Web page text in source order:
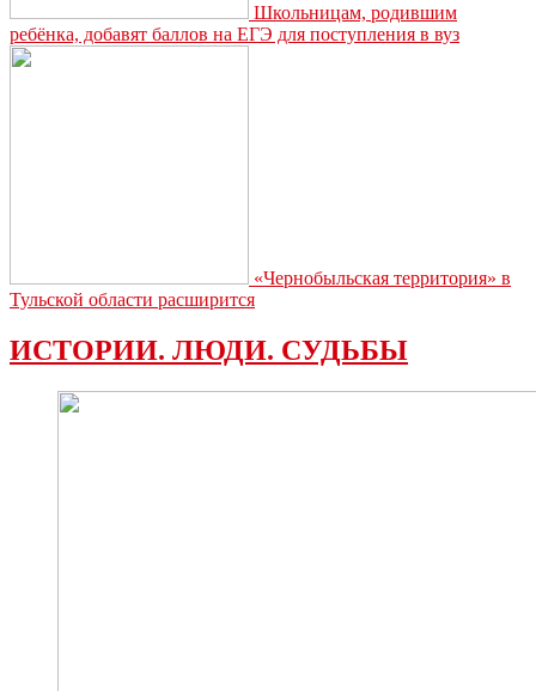
Школьницам, родившим
ребёнка, добавят баллов на ЕГЭ для поступления в вуз
«Чернобыльская территория» в
Тульской области расширится
ИСТОРИИ. ЛЮДИ. СУДЬБЫ